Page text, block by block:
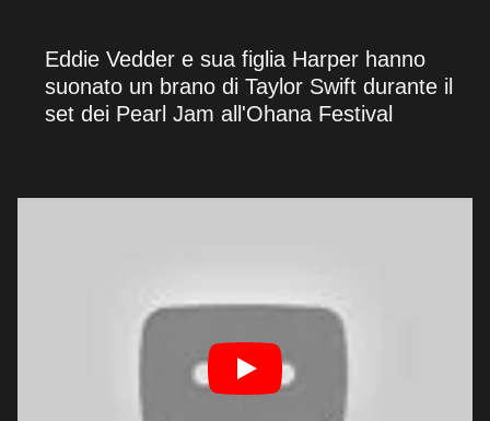
Eddie Vedder e sua figlia Harper hanno
suonato un brano di Taylor Swift durante il
set dei Pearl Jam all'Ohana Festival